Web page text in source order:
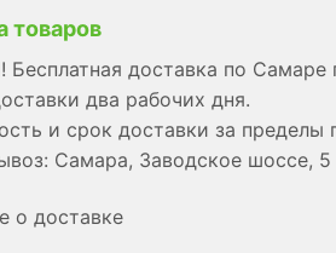
товаров
доставка по Самаре
два рабочих дня.
и срок доставки за пределы
Самара, Заводское шоссе, 5
о доставке